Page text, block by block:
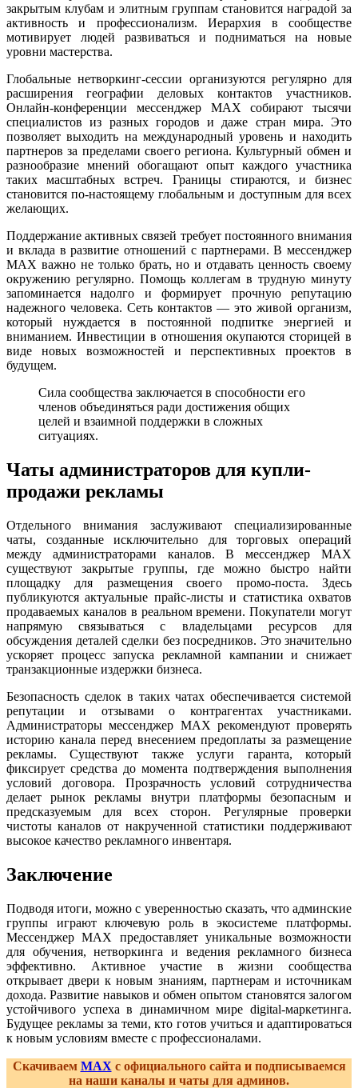
закрытым клубам и элитным группам становится наградой за
активность и профессионализм. Иерархия в сообществе
мотивирует людей развиваться и подниматься на новые
уровни мастерства.
Глобальные нетворкинг-сессии организуются регулярно для
расширения географии деловых контактов участников.
Онлайн-конференции мессенджер MAX собирают тысячи
специалистов из разных городов и даже стран мира. Это
позволяет выходить на международный уровень и находить
партнеров за пределами своего региона. Культурный обмен и
разнообразие мнений обогащают опыт каждого участника
таких масштабных встреч. Границы стираются, и бизнес
становится по-настоящему глобальным и доступным для всех
желающих.
Поддержание активных связей требует постоянного внимания
и вклада в развитие отношений с партнерами. В мессенджер
MAX важно не только брать, но и отдавать ценность своему
окружению регулярно. Помощь коллегам в трудную минуту
запоминается надолго и формирует прочную репутацию
надежного человека. Сеть контактов — это живой организм,
который нуждается в постоянной подпитке энергией и
вниманием. Инвестиции в отношения окупаются сторицей в
виде новых возможностей и перспективных проектов в
будущем.
Сила сообщества заключается в способности его
членов объединяться ради достижения общих
целей и взаимной поддержки в сложных
ситуациях.
Чаты администраторов для купли-
продажи рекламы
Отдельного внимания заслуживают специализированные
чаты, созданные исключительно для торговых операций
между администраторами каналов. В мессенджер MAX
существуют закрытые группы, где можно быстро найти
площадку для размещения своего промо-поста. Здесь
публикуются актуальные прайс-листы и статистика охватов
продаваемых каналов в реальном времени. Покупатели могут
напрямую связываться с владельцами ресурсов для
обсуждения деталей сделки без посредников. Это значительно
ускоряет процесс запуска рекламной кампании и снижает
транзакционные издержки бизнеса.
Безопасность сделок в таких чатах обеспечивается системой
репутации и отзывами о контрагентах участниками.
Администраторы мессенджер MAX рекомендуют проверять
историю канала перед внесением предоплаты за размещение
рекламы. Существуют также услуги гаранта, который
фиксирует средства до момента подтверждения выполнения
условий договора. Прозрачность условий сотрудничества
делает рынок рекламы внутри платформы безопасным и
предсказуемым для всех сторон. Регулярные проверки
чистоты каналов от накрученной статистики поддерживают
высокое качество рекламного инвентаря.
Заключение
Подводя итоги, можно с уверенностью сказать, что админские
группы играют ключевую роль в экосистеме платформы.
Мессенджер MAX предоставляет уникальные возможности
для обучения, нетворкинга и ведения рекламного бизнеса
эффективно. Активное участие в жизни сообщества
открывает двери к новым знаниям, партнерам и источникам
дохода. Развитие навыков и обмен опытом становятся залогом
устойчивого успеха в динамичном мире digital-маркетинга.
Будущее рекламы за теми, кто готов учиться и адаптироваться
к новым условиям вместе с профессионалами.
Скачиваем MAX с официального сайта и подписываемся
на наши каналы и чаты для админов.